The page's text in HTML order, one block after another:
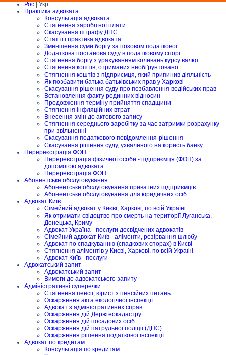
Рос| Укр
Практика адвоката
Консультація адвоката
Стягнення заробітної плати
Скасування штрафу ДПС
Статті і практика адвоката
Зменшення суми боргу за позовом податкової
Додаткова постанова суду в податковому спорі
Стягнення боргу з урахуванням коливань курсу валют
Стягнення коштів, отриманих необґрунтовано
Стягнення коштів з підприємця, який припинив діяльність
Як позбавити батька батьківських прав у Харкові
Скасування рішення суду про позбавлення водійських прав
Встановлення факту родинних відносин
Продовження терміну прийняття спадщини
Стягнення інфляційних втрат
Внесення змін до актового запису
Стягнення середнього заробітку за час затримки розрахунку
при звільненні
Скасування податкового повідомлення-рішення
Скасування рішення суду, ухваленого на користь банку
Перереєстрація ФОП
Перереєстрація фізичної особи - підприємця (ФОП) за
допомогою адвоката
Перереєстрація ФОП
Абонентське обслуговування
Абонентське обслуговування приватних підприємців
Абонентське обслуговування для юридичних осіб
Адвокат Київ
Сімейний адвокат у Києві, Харкові, по всій Україні
Як отримати свідоцтво про смерть на території Луганська,
Донецька, Криму
Адвокат Україна - послуги досвідчених адвокатів
Сімейний адвокат Київ - аліменти, розірвання шлюбу
Адвокат по спадкуванню (спадкових спорах) в Києві
Стягнення аліментів у Києві, Харкові, по всій Україні
Адвокат Київ - послуги
Адвокатський запит
Адвокатський запит
Вимоги до адвокатського запиту
Адміністративні суперечки
Стягнення пенсії, юрист з пенсійних питань
Оскарження акта екологічної інспекції
Адвокат з адміністративних справ
Оскарження дій Держгеокадастру
Оскарження дій посадових осіб
Оскарження дій патрульної поліції (ДПС)
Оскарження рішення податкової інспекції
Адвокат по кредитам
Консультація по кредитам